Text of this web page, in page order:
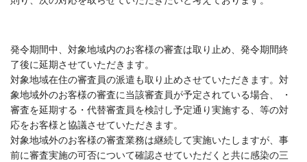
発令期間中、対象地域内のお客様の審査は取り止め、発令期間終
了後に延期させていただきます。
対象地域在住の審査員の派遣も取り止めさせていただきます。対
象地域外のお客様の審査に当該審査員が予定されている場合、 ・
審査を延期する・代替審査員を検討し予定通り実施する、等の対
応をお客様と協議させていただきます。
対象地域外のお客様の審査業務は継続して実施いたしますが、事
前に審査実施の可否について確認させていただくと共に感染の三